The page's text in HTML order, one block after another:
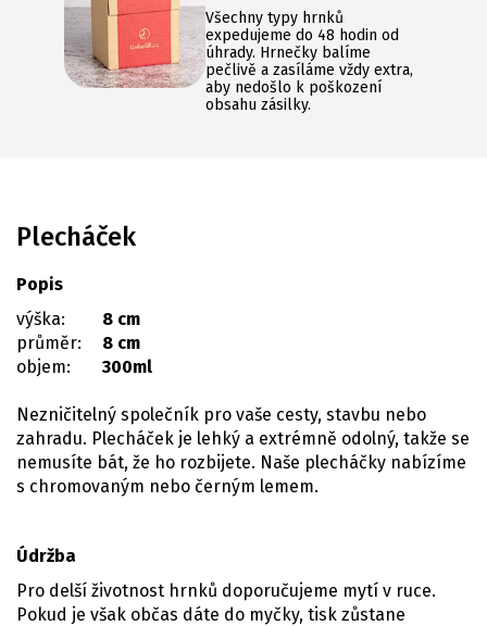
Všechny typy hrnků
expedujeme do 48 hodin od
úhrady. Hrnečky balíme
pečlivě a zasíláme vždy extra,
aby nedošlo k poškození
obsahu zásilky.
Plecháček
Popis
výška:
8 cm
průměr:
8 cm
objem:
300ml
Nezničitelný společník pro vaše cesty, stavbu nebo
zahradu. Plecháček je lehký a extrémně odolný, takže se
nemusíte bát, že ho rozbijete. Naše plecháčky nabízíme
s chromovaným nebo černým lemem.
Údržba
Pro delší životnost hrnků doporučujeme mytí v ruce.
Pokud je však občas dáte do myčky, tisk zůstane